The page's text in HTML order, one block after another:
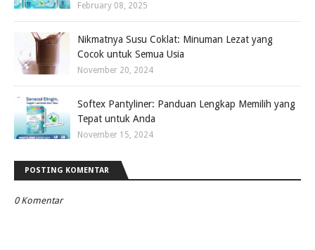
February 08, 2025
Nikmatnya Susu Coklat: Minuman Lezat yang
Cocok untuk Semua Usia
November 20, 2024
Softex Pantyliner: Panduan Lengkap Memilih yang
Tepat untuk Anda
November 15, 2024
POSTING KOMENTAR
0 Komentar